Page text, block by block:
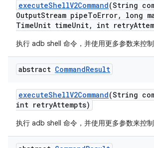
executeShellV2Command(String
OutputStream pipeToError, long
TimeUnit timeUnit, int retry
执行 adb shell 命令，并使用更多参数来控制
abstract CommandResult
executeShellV2Command(String
int retryAttempts)
执行 adb shell 命令，并使用更多参数来控制